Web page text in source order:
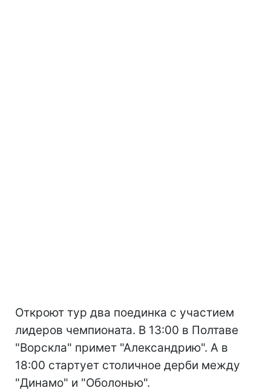
Откроют тур два поединка с участием
лидеров чемпионата. В 13:00 в Полтаве
"Ворскла" примет "Александрию". А в
18:00 стартует столичное дерби между
"Динамо" и "Оболонью".